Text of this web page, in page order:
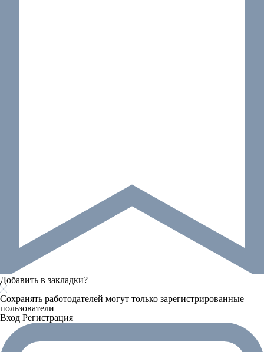
Добавить в закладки?
Сохранять работодателей могут только зарегистрированные
пользователи
Вход Регистрация